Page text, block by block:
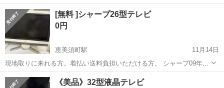
26インチ 写ります。 念の為ですが、ノークレーム、ノーリターンでお
願いします。
大阪 大阪市 恵美須町駅 テレビ シャープ
[無料 ]シャープ26型テレビ
0円
恵美須町駅
11月14日
現地取りに来れる方。着払い送料負担いただける方。 シャープ09年
26インチ 写ります。 念の為ですが、ノークレーム、ノーリターンでお
願いします。
大阪 大阪市 恵美須町駅 テレビ シャープ
《美品》32型液晶テレビ